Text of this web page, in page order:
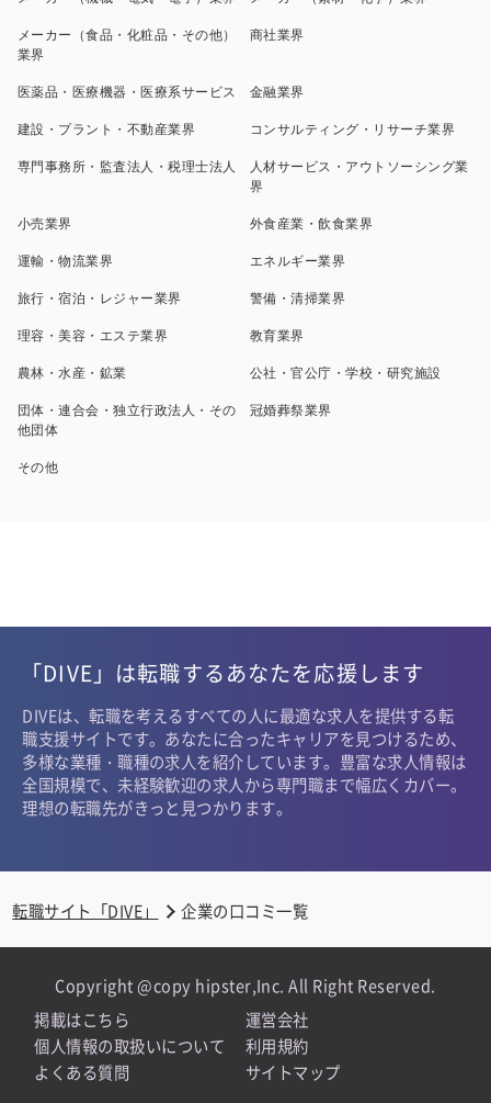
メーカー（食品・化粧品・その他）
業界
商社業界
医薬品・医療機器・医療系サービス 金融業界
建設・プラント・不動産業界 コンサルティング・リサーチ業界
専門事務所・監査法人・税理士法人
人材サービス・アウトソーシング業
界
小売業界 外食産業・飲食業界
運輸・物流業界 エネルギー業界
旅行・宿泊・レジャー業界 警備・清掃業界
理容・美容・エステ業界 教育業界
農林・水産・鉱業 公社・官公庁・学校・研究施設
団体・連合会・独立行政法人・その
他団体
冠婚葬祭業界
その他
「DIVE」は転職するあなたを応援します
DIVEは、転職を考えるすべての人に最適な求人を提供する転
職支援サイトです。あなたに合ったキャリアを見つけるため、
多様な業種・職種の求人を紹介しています。豊富な求人情報は
全国規模で、未経験歓迎の求人から専門職まで幅広くカバー。
理想の転職先がきっと見つかります。
転職サイト「DIVE」 企業の口コミ一覧
Copyright @copy hipster,Inc. All Right Reserved.
掲載はこちら
運営会社
個人情報の取扱いについて
利用規約
よくある質問
サイトマップ